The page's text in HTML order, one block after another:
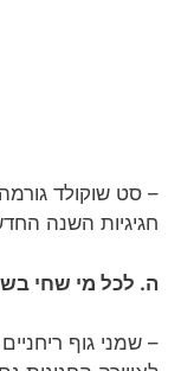
– סט שוקולד
חגיגיות השנה
ה. לכל מי שחי
– שמני גוף